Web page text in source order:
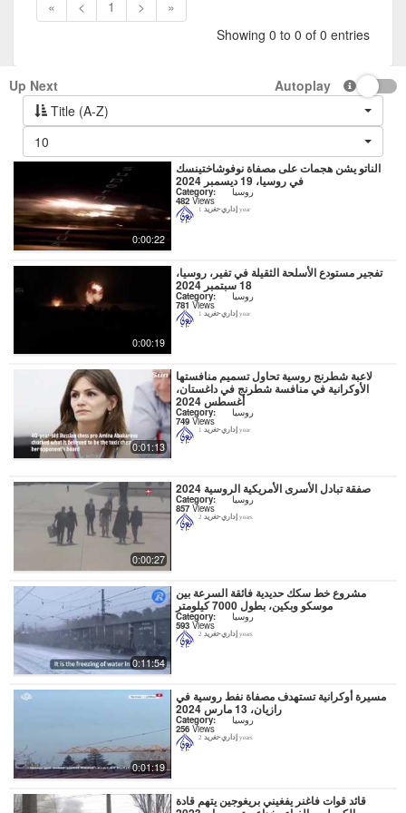
« < 1 >
»
Showing 0 to 0 of 0 entries
Up Next
Autoplay
Title (A-Z)
10
0:00:22
الناتو يشن هجمات على مصفاة نوفوشاختينسك
في روسيا، 19 ديسمبر 2024
Category: روسيا
482 Views
إداري-تغريد 1 year
0:00:19
تفجير مستودع الأسلحة الثقيلة في تفير، روسيا،
18 سبتمبر 2024
Category: روسيا
781 Views
إداري-تغريد 1 year
0:01:13
لاعبة شطرنج روسية تحاول تسميم منافستها
الأوكرانية في منافسة شطرنج في داغستان،
أغسطس 2024
Category: روسيا
749 Views
إداري-تغريد 1 year
0:00:27
صفقة تبادل الأسرى الأمريكية الروسية 2024
Category: روسيا
857Views
إداري-تغريد 2 years
0:11:54
مشروع خط سكك حديدية فائقة السرعة بين
موسكو وبكين، بطول 7000 كيلومتر
Category: روسيا
593 Views
إداري-تغريد 2 years
0:01:19
مسيرة أوكرانية تستهدف مصفاة نفط روسية في
رازيان، 13 مارس 2024
Category: روسيا
256 Views
إداري-تغريد 2 years
قائد قوات فاغنر يفغيني بريغوجين يتهم قادة